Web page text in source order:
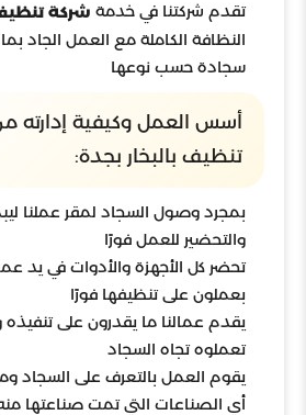
تقدم شركتنا في خدمة شركة
النظافة الكاملة مع العمل الجاد
سجادة حسب نوعها
أسس العمل وكيفية إدارته
تنظيف بالبخار بجدة:
بمجرد وصول السجاد لمقر عملنا
والتحضير للعمل فورًا
تحضر كل الأجهزة والأدوات في يد
بعملون على تنظيفها فورًا
يقدم عمالنا ما يقدرون على
تعملوه تجاه السجاد
يقوم العمل بالتعرف على السجاد
أي الصناعات التي تمت صناعتها